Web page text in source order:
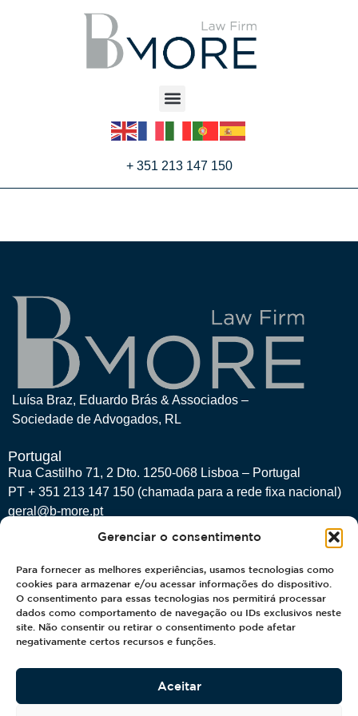
Gerenciar o consentimento
Para fornecer as melhores experiências, usamos tecnologias como
cookies para armazenar e/ou acessar informações do dispositivo.
O consentimento para essas tecnologias nos permitirá processar
dados como comportamento de navegação ou IDs exclusivos neste
site. Não consentir ou retirar o consentimento pode afetar
negativamente certos recursos e funções.
Aceitar
+ 351 213 147 150
Luísa Braz, Eduardo Brás & Associados –
Sociedade de Advogados, RL
Portugal
Rua Castilho 71, 2 Dto. 1250-068 Lisboa – Portugal
PT + 351 213 147 150 (chamada para a rede fixa nacional)
geral@b-more.pt
Alameda Lorena, 800 – cjs. 1801-1811, Jd. Paulista, São
Paulo – SP, 01424-001, Brasil
BR +55 (11) 3525-7363